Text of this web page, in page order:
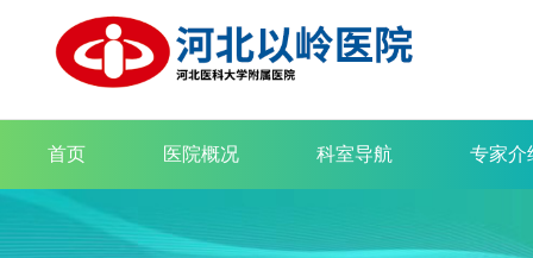
首页 医院概况 科室导航 专家介